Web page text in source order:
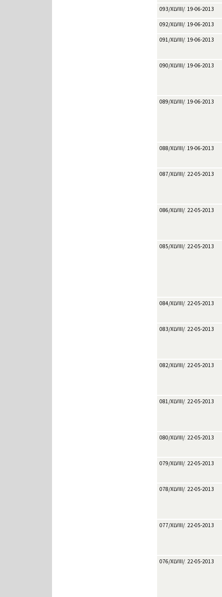
093/XLVIII/201319-06-2013
092/XLVIII/201319-06-2013
091/XLVIII/201319-06-2013
090/XLVIII/201319-06-2013
089/XLVIII/201319-06-2013
088/XLVIII/201319-06-2013
087/XLVIII/201322-05-2013
086/XLVIII/201322-05-2013
085/XLVIII/201322-05-2013
084/XLVIII/201322-05-2013
083/XLVIII/201322-05-2013
082/XLVIII/201322-05-2013
081/XLVIII/201322-05-2013
080/XLVIII/201322-05-2013
079/XLVIII/201322-05-2013
078/XLVIII/201322-05-2013
077/XLVIII/201322-05-2013
076/XLVIII/201322-05-2013